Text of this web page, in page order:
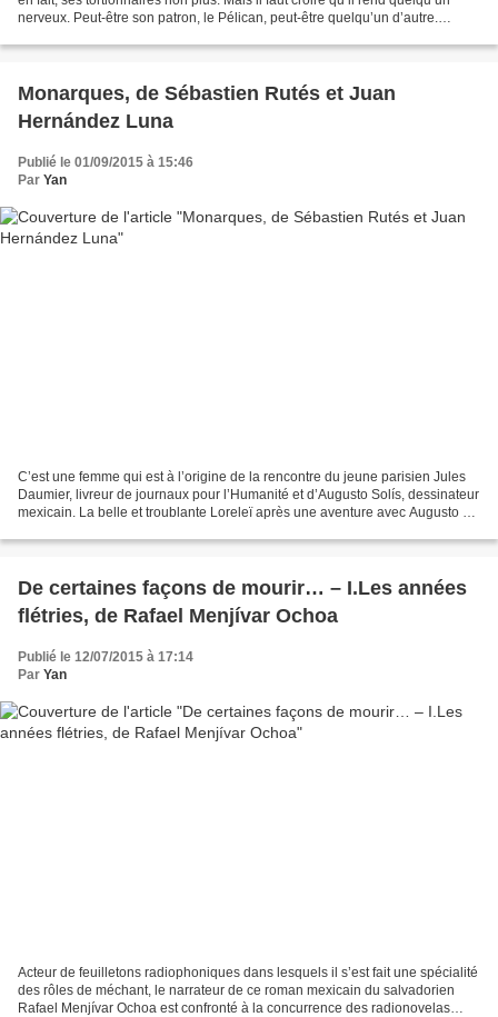
nerveux. Peut-être son patron, le Pélican, peut-être quelqu’un d’autre.
Monarques, de Sébastien Rutés et Juan
Hernández Luna
Publié le 01/09/2015 à 15:46
Par Yan
C’est une femme qui est à l’origine de la rencontre du jeune parisien Jules
Daumier, livreur de journaux pour l’Humanité et d’Augusto Solís, dessinateur
mexicain. La belle et troublante Loreleï après une aventure avec Augusto est
De certaines façons de mourir… – I.Les années
flétries, de Rafael Menjívar Ochoa
Publié le 12/07/2015 à 17:14
Par Yan
Acteur de feuilletons radiophoniques dans lesquels il s’est fait une spécialité
des rôles de méchant, le narrateur de ce roman mexicain du salvadorien
Rafael Menjívar Ochoa est confronté à la concurrence des radionovelas